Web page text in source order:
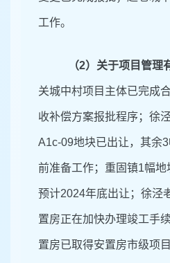
工作。
（2） 关于项目管理
关城中村项目主体已完成
收补偿方案报批程序；徐
A1c-09地块已出让，其余
前准备工作；重固镇1幅地
预计2024年底出让；徐泾
置房正在加快办理竣工手
置房已取得安置房市级项